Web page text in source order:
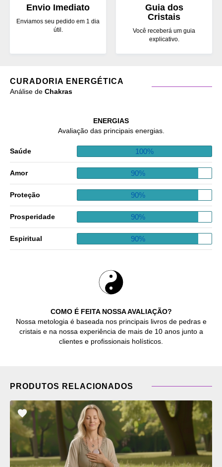
Envio Imediato
Enviamos seu pedido em 1 dia
útil.
Guia dos
Cristais
Você receberá um guia
explicativo.
CURADORIA ENERGÉTICA
Análise de Chakras
COMO É FEITA NOSSA AVALIAÇÃO?
Nossa metologia é baseada nos principais livros de pedras e
cristais e na nossa experiência de mais de 10 anos junto a
clientes e profissionais holísticos.
ENERGIAS
Avaliação das principais energias.
Saúde 100%
Amor 90%
Proteção 90%
Prosperidade 90%
Espiritual 90%
PRODUTOS RELACIONADOS
ADICIONAR
OS
FAVORITOS